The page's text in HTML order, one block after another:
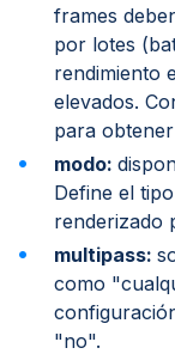
frames
por lotes
rendimiento
elevados.
para
modo:
Define el
renderizado
multipass:
como
"no".